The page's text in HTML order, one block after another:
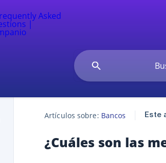
Artículos sobre: Bancos Este
¿Cuáles son las